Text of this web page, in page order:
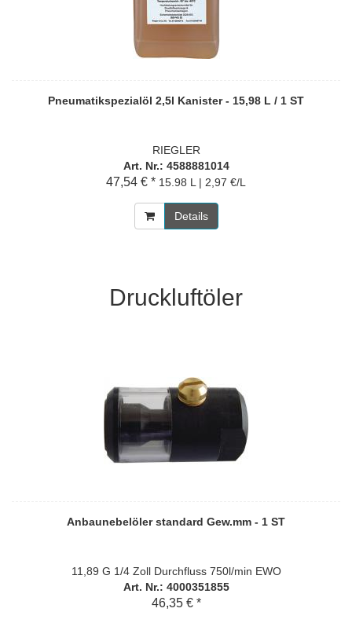
Pneumatikspezialöl 2,5l Kanister - 15,98 L / 1 ST
RIEGLER
Art. Nr.: 4588881014
47,54 € * 15.98 L | 2,97 €/L
Details
Druckluftöler
Anbaunebelöler standard Gew.mm - 1 ST
11,89 G 1/4 Zoll Durchfluss 750l/min EWO
Art. Nr.: 4000351855
46,35 € *